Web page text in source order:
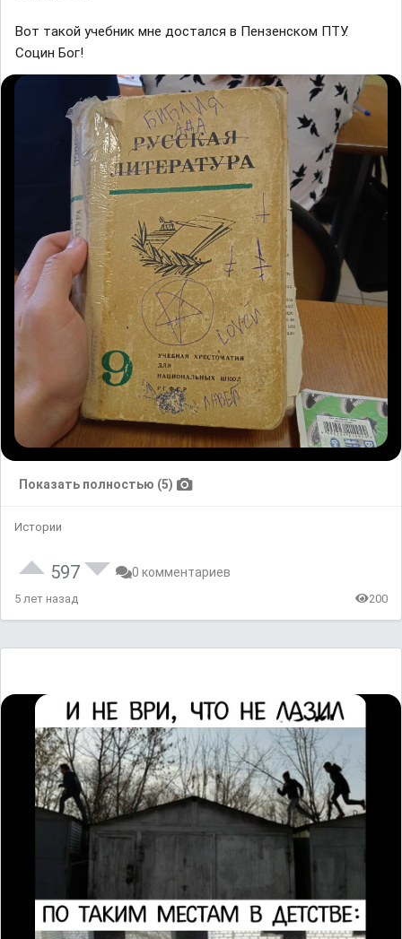
Вот такой учебник мне достался в Пензенском ПТУ.
Социн Бог!
Показать полностью (5)
Истории
597 0 комментариев
5 лет назад 200